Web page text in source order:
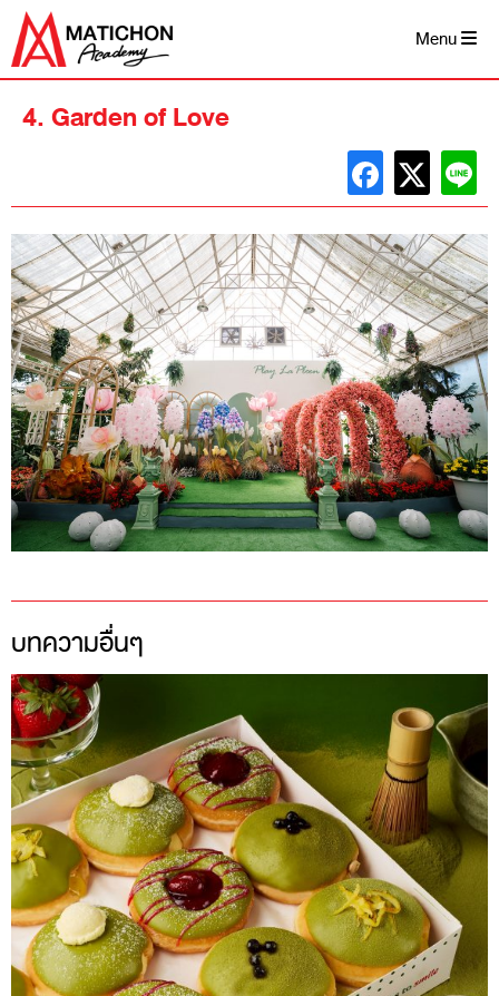
Skip
content
Menu
4. Garden of Love
บทความอื่นๆ